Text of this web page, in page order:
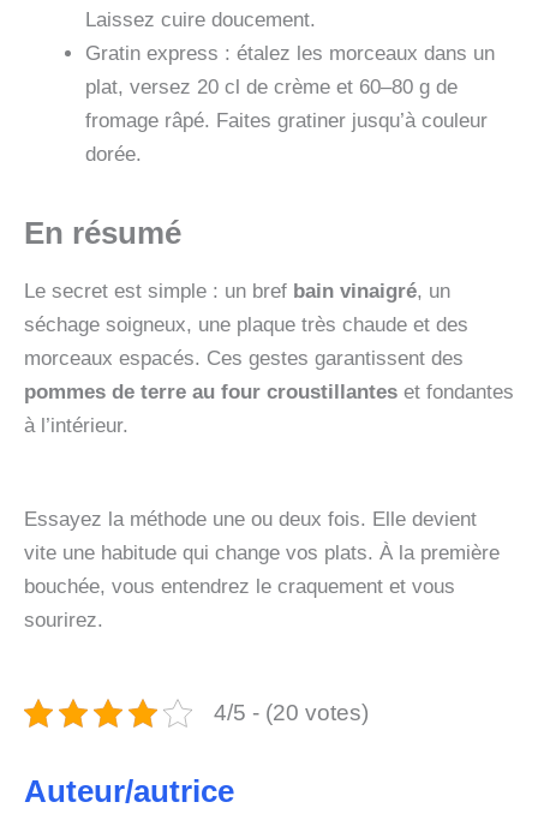
Laissez cuire doucement.
Gratin express : étalez les morceaux dans un
plat, versez 20 cl de crème et 60–80 g de
fromage râpé. Faites gratiner jusqu’à couleur
dorée.
En résumé
Le secret est simple : un bref bain vinaigré, un
séchage soigneux, une plaque très chaude et des
morceaux espacés. Ces gestes garantissent des
pommes de terre au four croustillantes et fondantes
à l’intérieur.
Essayez la méthode une ou deux fois. Elle devient
vite une habitude qui change vos plats. À la première
bouchée, vous entendrez le craquement et vous
sourirez.
4/5 - (20 votes)
Auteur/autrice